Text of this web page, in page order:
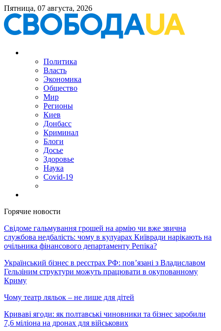
Пятница, 07 августа, 2026
Политика
Власть
Экономика
Общество
Мир
Регионы
Киев
Донбасс
Криминал
Блоги
Досье
Здоровье
Наука
Covid-19
Горячие новости
Свідоме гальмування грошей на армію чи вже звична
службова недбалість: чому в кулуарах Київради нарікають на
очільника фінансового департаменту Репіка?
Український бізнес в реєстрах РФ: пов’язані з Владиславом
Гельзіним структури можуть працювати в окупованному
Криму
Чому театр ляльок – не лише для дітей
Криваві ягоди: як полтавські чиновники та бізнес заробили
7,6 міліона на дронах для військових